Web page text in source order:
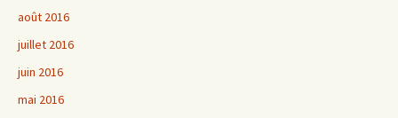
août 2016
juillet 2016
juin 2016
mai 2016